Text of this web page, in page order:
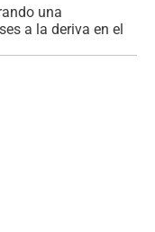
una
a la deriva en el